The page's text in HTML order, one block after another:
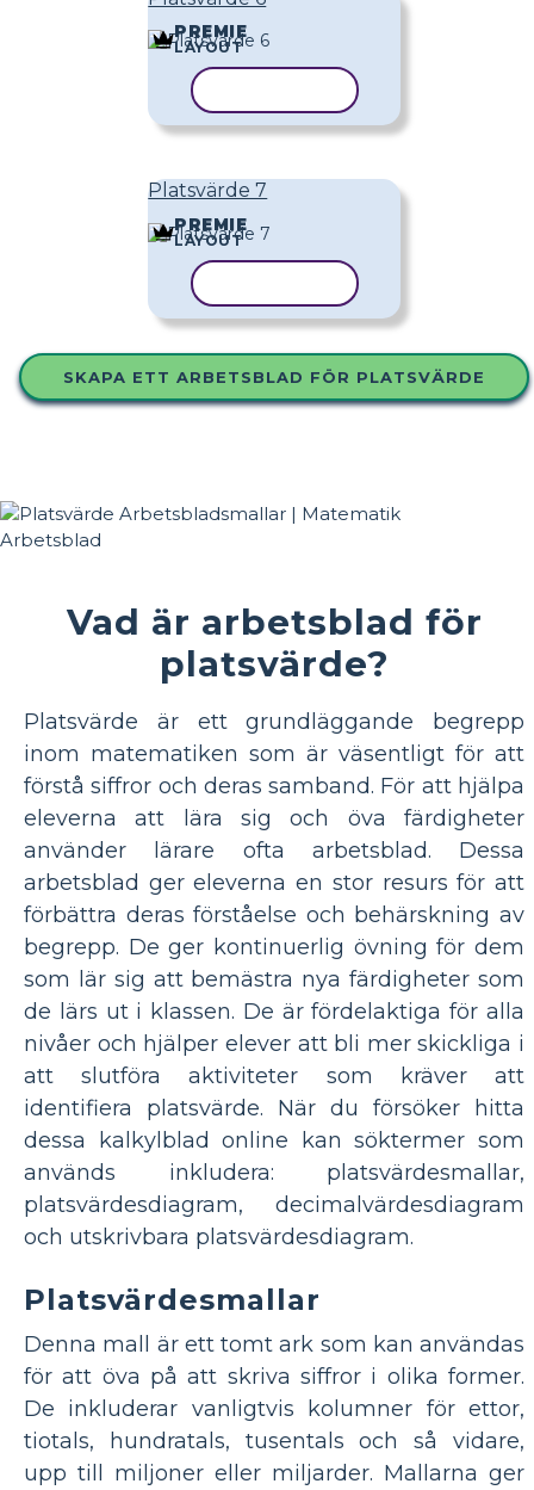
PREMIE
LAYOUT
Platsvärde 7
PREMIE
LAYOUT
SKAPA ETT ARBETSBLAD FÖR PLATSVÄRDE
Vad är arbetsblad för
platsvärde?
Platsvärde är ett grundläggande begrepp
inom matematiken som är väsentligt för att
förstå siffror och deras samband. För att hjälpa
eleverna att lära sig och öva färdigheter
använder lärare ofta arbetsblad. Dessa
arbetsblad ger eleverna en stor resurs för att
förbättra deras förståelse och behärskning av
begrepp. De ger kontinuerlig övning för dem
som lär sig att bemästra nya färdigheter som
de lärs ut i klassen. De är fördelaktiga för alla
nivåer och hjälper elever att bli mer skickliga i
att slutföra aktiviteter som kräver att
identifiera platsvärde. När du försöker hitta
dessa kalkylblad online kan söktermer som
används inkludera: platsvärdesmallar,
platsvärdesdiagram, decimalvärdesdiagram
och utskrivbara platsvärdesdiagram.
Platsvärdesmallar
Denna mall är ett tomt ark som kan användas
för att öva på att skriva siffror i olika former.
De inkluderar vanligtvis kolumner för ettor,
tiotals, hundratals, tusentals och så vidare,
upp till miljoner eller miljarder. Mallarna ger